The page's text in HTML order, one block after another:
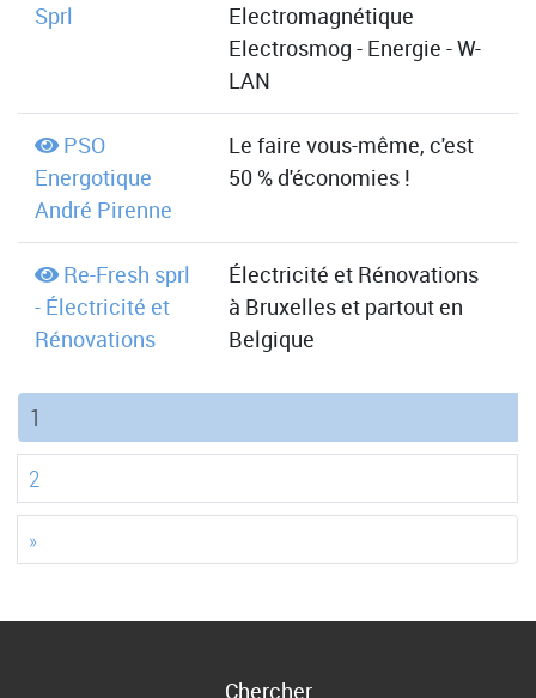
Sprl
Electromagnétique
Electrosmog - Energie - W-
LAN
PSO
Energotique
André Pirenne
Le faire vous-même, c'est
50 % d'économies !
Re-Fresh sprl
- Électricité et
Rénovations
Électricité et Rénovations
à Bruxelles et partout en
Belgique
1
2
»
Chercher